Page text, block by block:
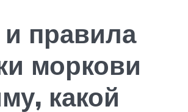
правила
моркови
какой